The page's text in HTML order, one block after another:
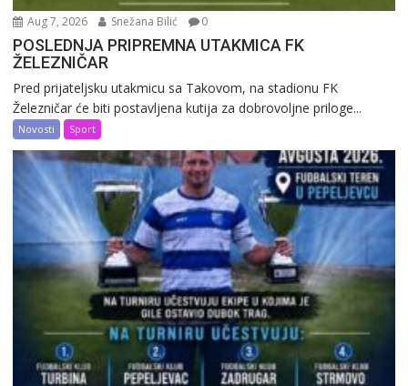
Aug 7, 2026 Snežana Bilić 0
POSLEDNJA PRIPREMNA UTAKMICA FK
ŽELEZNIČAR
Pred prijateljsku utakmicu sa Takovom, na stadionu FK
Železničar će biti postavljena kutija za dobrovoljne priloge...
Novosti Sport